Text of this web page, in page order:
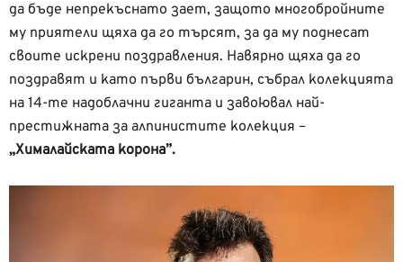
да бъде непрекъснато зает, защото многобройните
му приятели щяха да го търсят, за да му поднесат
своите искрени поздравления. Навярно щяха да го
поздравят и като първи българин, събрал колекцията
на 14-те надоблачни гиганта и завоювал най-
престижната за алпинистите колекция –
„Хималайската корона”.